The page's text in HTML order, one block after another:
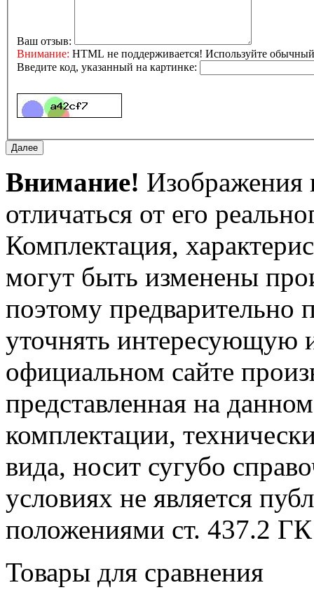
Ваш отзыв:
Внимание: HTML не поддерживается! Используйте обычный
Введите код, указанный на картинке:
Внимание! Изображения
отличаться от его
Комплектация,
могут быть изменены
поэтому предварительно
уточнять интересующую
официальном сайте
представленная на
комплектации,
вида, носит сугубо
условиях не является
положениями cт. 437.2
Товары для сравнения